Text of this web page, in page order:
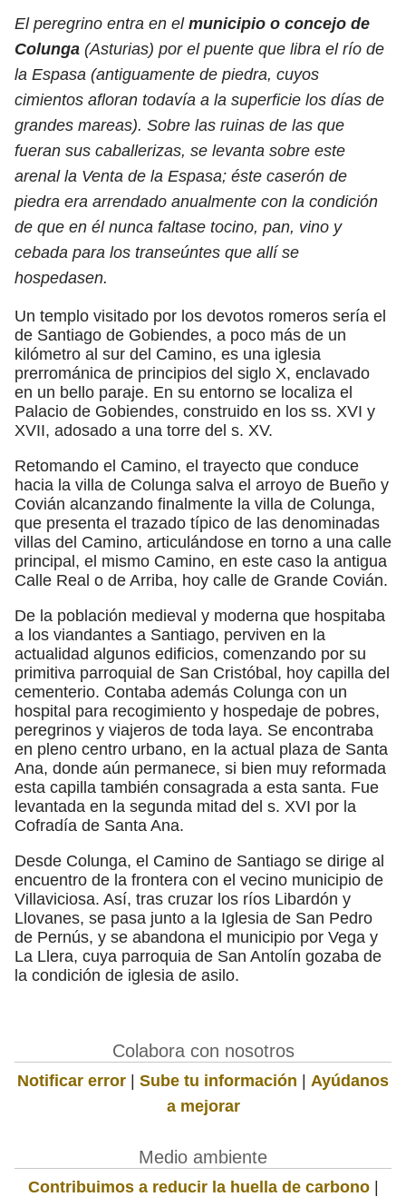
El peregrino entra en el municipio o concejo de
Colunga (Asturias) por el puente que libra el río de
la Espasa (antiguamente de piedra, cuyos
cimientos afloran todavía a la superficie los días de
grandes mareas). Sobre las ruinas de las que
fueran sus caballerizas, se levanta sobre este
arenal la Venta de la Espasa; éste caserón de
piedra era arrendado anualmente con la condición
de que en él nunca faltase tocino, pan, vino y
cebada para los transeúntes que allí se
hospedasen.
Un templo visitado por los devotos romeros sería el
de Santiago de Gobiendes, a poco más de un
kilómetro al sur del Camino, es una iglesia
prerrománica de principios del siglo X, enclavado
en un bello paraje. En su entorno se localiza el
Palacio de Gobiendes, construido en los ss. XVI y
XVII, adosado a una torre del s. XV.
Retomando el Camino, el trayecto que conduce
hacia la villa de Colunga salva el arroyo de Bueño y
Covián alcanzando finalmente la villa de Colunga,
que presenta el trazado típico de las denominadas
villas del Camino, articulándose en torno a una calle
principal, el mismo Camino, en este caso la antigua
Calle Real o de Arriba, hoy calle de Grande Covián.
De la población medieval y moderna que hospitaba
a los viandantes a Santiago, perviven en la
actualidad algunos edificios, comenzando por su
primitiva parroquial de San Cristóbal, hoy capilla del
cementerio. Contaba además Colunga con un
hospital para recogimiento y hospedaje de pobres,
peregrinos y viajeros de toda laya. Se encontraba
en pleno centro urbano, en la actual plaza de Santa
Ana, donde aún permanece, si bien muy reformada
esta capilla también consagrada a esta santa. Fue
levantada en la segunda mitad del s. XVI por la
Cofradía de Santa Ana.
Desde Colunga, el Camino de Santiago se dirige al
encuentro de la frontera con el vecino municipio de
Villaviciosa. Así, tras cruzar los ríos Libardón y
Llovanes, se pasa junto a la Iglesia de San Pedro
de Pernús, y se abandona el municipio por Vega y
La Llera, cuya parroquia de San Antolín gozaba de
la condición de iglesia de asilo.
Colabora con nosotros
Notificar error | Sube tu información | Ayúdanos
a mejorar
Medio ambiente
Contribuimos a reducir la huella de carbono|